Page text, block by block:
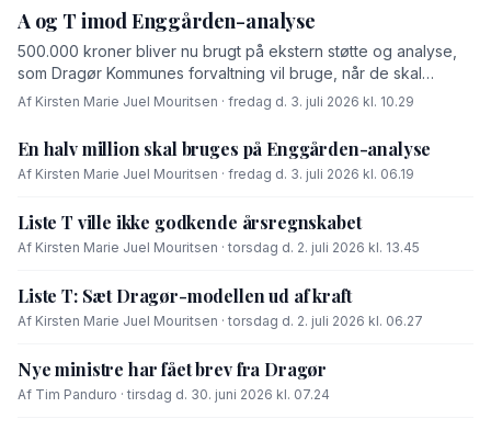
A og T imod Enggården-analyse
500.000 kroner bliver nu brugt på ekstern støtte og analyse,
som Dragør Kommunes forvaltning vil bruge, når de skal
forhandle med OK-fonden om en driftsoverenskomst for
Af Kirsten Marie Juel Mouritsen · fredag d. 3. juli 2026 kl. 10.29
En halv million skal bruges på Enggården-analyse
Af Kirsten Marie Juel Mouritsen · fredag d. 3. juli 2026 kl. 06.19
Liste T ville ikke godkende årsregnskabet
Af Kirsten Marie Juel Mouritsen · torsdag d. 2. juli 2026 kl. 13.45
Liste T: Sæt Dragør-modellen ud af kraft
Af Kirsten Marie Juel Mouritsen · torsdag d. 2. juli 2026 kl. 06.27
Nye ministre har fået brev fra Dragør
Af Tim Panduro · tirsdag d. 30. juni 2026 kl. 07.24